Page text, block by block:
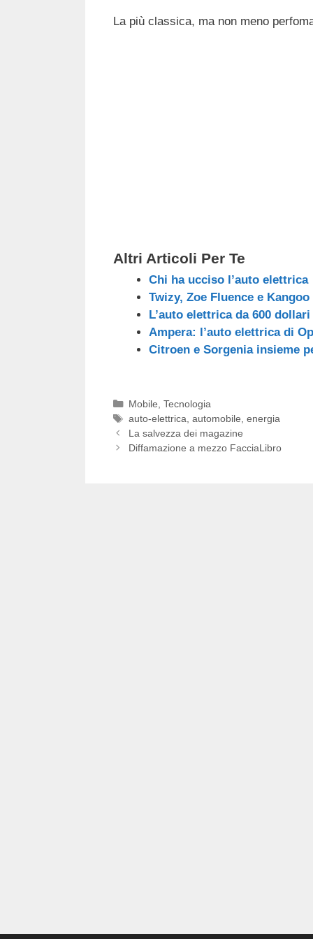
La più classica, ma non meno
Altri Articoli Per Te
Chi ha ucciso l’auto elettrica
Twizy, Zoe Fluence e Kangoo
L’auto elettrica da 600 dollari
Ampera: l’auto elettrica di
Citroen e Sorgenia insieme
Categorie
Mobile Tecnologia
Tag
auto-elettrica automobile energia
La salvezza dei magazine
Diffamazione a mezzo FacciaLibro